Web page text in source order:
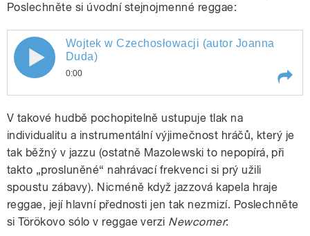
Poslechněte si úvodní stejnojmenné reggae:
Wojtek w Czechosłowacji (autor
Joanna Duda)
Wojtek w Czechosłowacji (autor Joanna
Duda)
0:00
Duda)
V takové hudbě pochopitelně ustupuje tlak na
individualitu a instrumentální výjimečnost hráčů, který je
tak běžný v jazzu (ostatně Mazolewski to nepopírá, při
takto „prosluněné“ nahrávací frekvenci si prý užili
spoustu zábavy). Nicméně když jazzová kapela hraje
reggae, její hlavní přednosti jen tak nezmizí. Poslechněte
si Törökovo sólo v reggae verzi Newcomer: